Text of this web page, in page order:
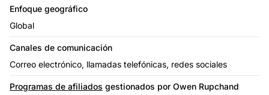
Enfoque geográfico
Global
Canales de comunicación
Correo electrónico, llamadas telefónicas, redes sociales
Programas de afiliados gestionados por Owen Rupchand